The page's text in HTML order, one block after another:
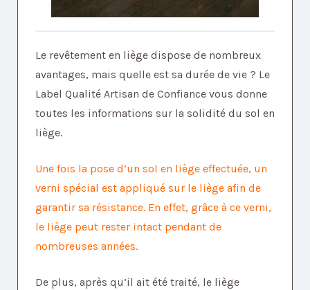
Le revêtement en liège dispose de nombreux
avantages, mais quelle est sa durée de vie ? Le
Label Qualité Artisan de Confiance vous donne
toutes les informations sur la solidité du sol en
liège.
Une fois la pose d’un sol en liège effectuée, un
verni spécial est appliqué sur le liège afin de
garantir sa résistance. En effet, grâce à ce verni,
le liège peut rester intact pendant de
nombreuses années.
De plus, après qu’il ait été traité, le liège